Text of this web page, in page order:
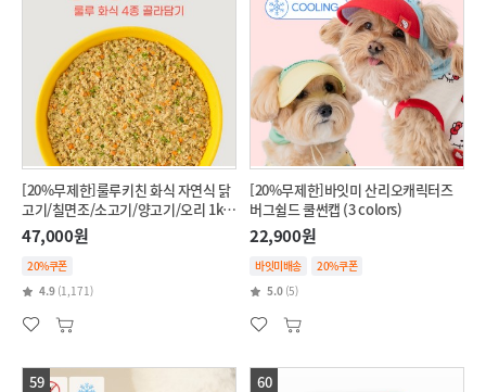
[20%무제한]룰루키친 화식 자연식 닭
고기/칠면조/소고기/양고기/오리 1kg
(5종)
47,000원
20%쿠폰
4.9 (1,171)
[20%무제한]바잇미 산리오캐릭터즈
버그쉴드 쿨썬캡 (3 colors)
22,900원
바잇미배송
20%쿠폰
5.0 (5)
59 60